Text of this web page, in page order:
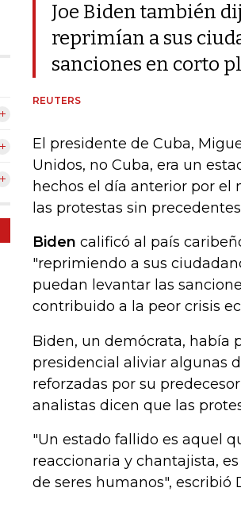
Joe Biden también
reprimían a sus
sanciones en corto
REUTERS
El presidente de Cuba,
Unidos, no Cuba, era un
hechos el día anterior por el
las protestas sin
Biden calificó al país
"reprimiendo a sus
puedan levantar las
contribuido a la peor crisis
Biden, un demócrata, había
presidencial aliviar algunas
reforzadas por su
analistas dicen que las
"Un estado fallido es aquel
reaccionaria y chantajista,
de seres humanos", escribió